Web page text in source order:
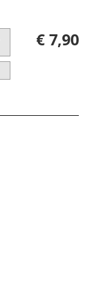
€ 7,90